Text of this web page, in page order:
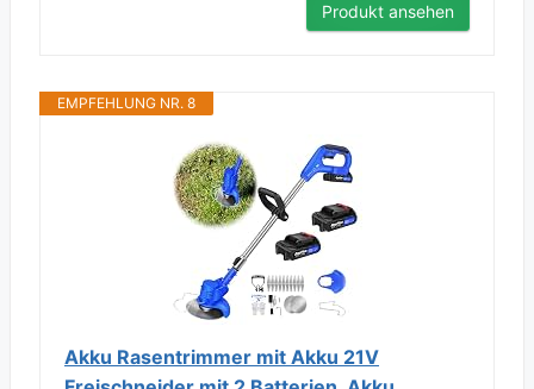
Produkt ansehen
EMPFEHLUNG NR. 8
Akku Rasentrimmer mit Akku 21V